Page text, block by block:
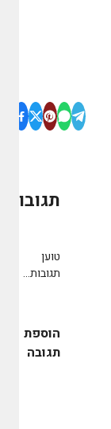
תגובות
טוען
תגובות...
הוספת
תגובה